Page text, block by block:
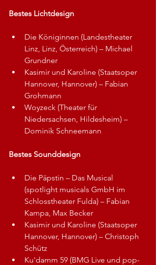
Bestes Lichtdesign
Die Königinnen (Landestheater
Linz, Linz, Österreich) – Michael
Grundner
Kasimir und Karoline (Staatsoper
Hannover, Hannover) – Fabian
Grohmann
Woyzeck (Theater für
Niedersachsen, Hildesheim) –
Dominik Schneemann
Bestes Sounddesign
Die Päpstin – Das Musical
(spotlight musicals GmbH im
Schlosstheater Fulda) – Fabian
Kampa, Max Becker
Kasimir und Karoline (Staatsoper
Hannover, Hannover) – Christoph
Schütz
Ku'damm 59 (BMG Live und pop-